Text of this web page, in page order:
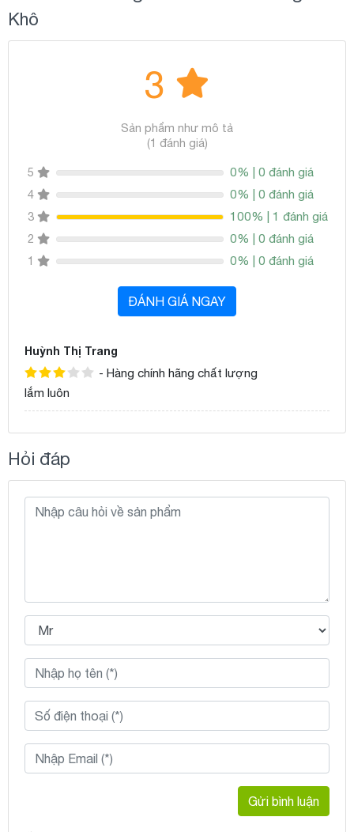
Khô
3
Sản phẩm như mô tả
(1 đánh giá)
5 0% | 0 đánh giá
4 0% | 0 đánh giá
3 100% | 1 đánh giá
2 0% | 0 đánh giá
1 0% | 0 đánh giá
ĐÁNH GIÁ NGAY
Huỳnh Thị Trang
- Hàng chính hãng chất lượng
lắm luôn
Hỏi đáp
Gửi bình luận